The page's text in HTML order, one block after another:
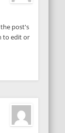
post's
to edit or